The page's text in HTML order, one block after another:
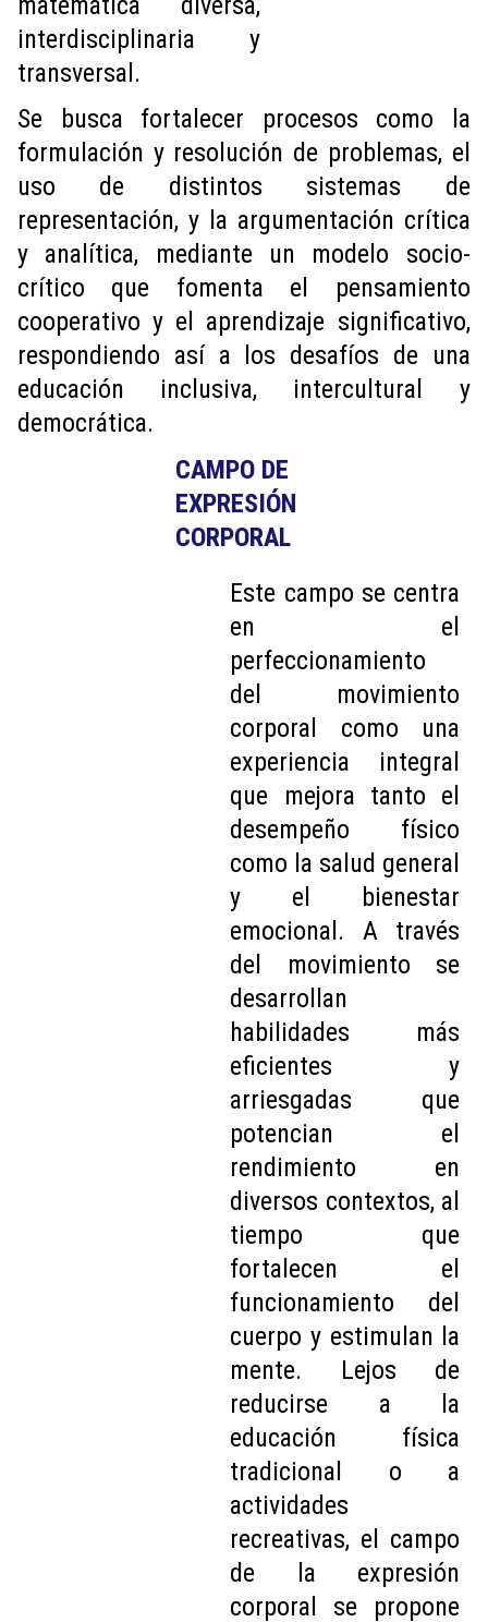
interdisciplinaria y
transversal.
Este campo se centra
en el
perfeccionamiento
del movimiento
corporal como una
experiencia integral
que mejora tanto el
desempeño físico
como la salud general
y el bienestar
emocional. A través
del movimiento se
desarrollan
habilidades más
eficientes y
arriesgadas que
potencian el
rendimiento en
diversos contextos, al
tiempo que
fortalecen el
funcionamiento del
cuerpo y estimulan la
mente. Lejos de
reducirse a la
educación física
tradicional o a
actividades
recreativas, el campo
de la expresión
corporal se propone
CAMPO DE
EXPRESIÓN
CORPORAL
Se busca fortalecer procesos como la
formulación y resolución de problemas, el
uso de distintos sistemas de
representación, y la argumentación crítica
y analítica, mediante un modelo socio-
crítico que fomenta el pensamiento
cooperativo y el aprendizaje significativo,
respondiendo así a los desafíos de una
educación inclusiva, intercultural y
democrática.